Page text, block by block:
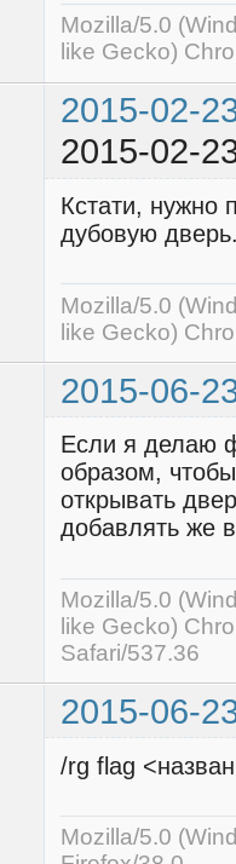
Mozilla/5.0
like Gecko)
2015-02-
2015-02-
Кстати, нужно
дубовую
Mozilla/5.0
like Gecko)
2015-06-
Если я делаю
образом,
открывать
добавлять же
Mozilla/5.0
like Gecko)
Safari/537.36
2015-06-
/rg flag
Mozilla/5.0